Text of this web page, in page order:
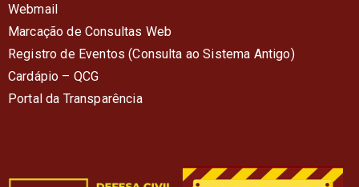
Webmail
Marcação de Consultas Web
Registro de Eventos (Consulta ao Sistema Antigo)
Cardápio – QCG
Portal da Transparência